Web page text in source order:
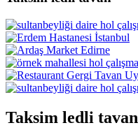
Taksim ledli tavan